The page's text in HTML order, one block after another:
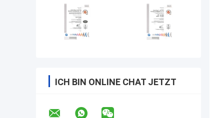
ICH BIN ONLINE CHAT JETZT